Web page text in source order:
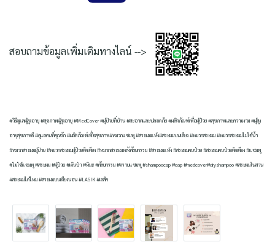
สอบถามข้อมูลเพิ่มเติมทางไลน์ -->
#วิธีดูแลผู้สูงอายุ #สุขภาพผู้สูงอายุ #MedCover #ผู้ป่วยที่บ้าน #สะอาดและปลอดภัย #ผลิตภัณฑ์เพื่อผู้ป่วย #สุขภาพและความงาม #ผู้สูง
อายุสุขภาพดี #ดูแลคนที่คุณรัก #ผลิตภัณฑ์เพื่อสุขภาพ#หมวกแชมพู #สระผมแห้ง#สระผมบนเตียง #หมวกสระผม #หมวกสระผมไม่ใช้น้ำ
#หมวกสระผมผู้ป่วย #หมวกสระผมผู้ป่วยติดเตียง #หมวกสระผมหลังศัลยกรรม #สระผมแห้ง #สระผมคนป่วย #สระผมคนป่วยติดเตียง #แชมพู
#ไม่ใช้แชมพู #สระผม #ผู้ป่วย #เดินป่า #หิมะ #ศัลยกรรม #ดรายแชมพู #shampoocap #cap #medcover#dryshampoo #สระผมในสวน
#สระผมได้ไหม #สระผมบนเตียงนอน #LASIK #เลสิค